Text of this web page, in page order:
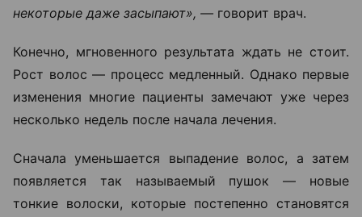
некоторые даже засыпают», — говорит врач.
Конечно, мгновенного результата ждать не стоит.
Рост волос — процесс медленный. Однако первые
изменения многие пациенты замечают уже через
несколько недель после начала лечения.
Сначала уменьшается выпадение волос, а затем
появляется так называемый пушок — новые
тонкие волоски, которые постепенно становятся